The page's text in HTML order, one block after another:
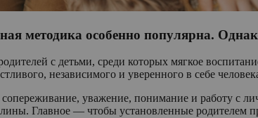
методика особенно популярна.
с детьми, среди которых мягкое
независимого и уверенного в себе
уважение, понимание и работу с
Главное — чтобы установленные родителем